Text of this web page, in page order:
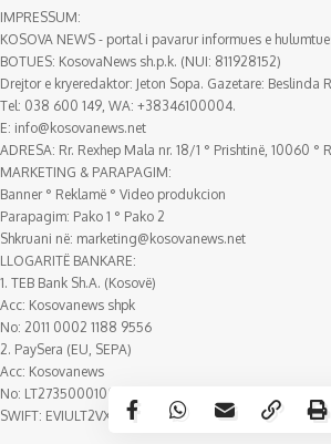
IMPRESSUM:
KOSOVA NEWS - portal i pavarur informues e
BOTUES: KosovaNews sh.p.k. (NUI: 811928152)
Drejtor e kryeredaktor: Jeton Sopa. Gazetare: Beslinda
Tel: 038 600 149, WA: +38346100004.
E: info@kosovanews.net
ADRESA: Rr. Rexhep Mala nr. 18/1 ° Prishtinë, 10060 °
MARKETING & PARAPAGIM:
Banner ° Reklamë ° Video produkcion
Parapagim: Pako 1 ° Pako 2
Shkruani në: marketing@kosovanews.net
LLOGARITË BANKARE:
1. TEB Bank Sh.A. (Kosovë)
Acc: Kosovanews shpk
No: 2011 0002 1188 9556
2. PaySera (EU, SEPA)
Acc: Kosovanews
No: LT273500010018388807
SWIFT: EVIULT2VXXX